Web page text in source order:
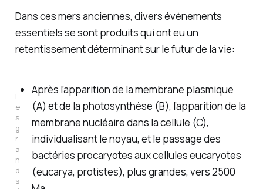
Dans ces mers anciennes, divers évènements
essentiels se sont produits qui ont eu un
retentissement déterminant sur le futur de la vie:
L
e
s
g
r
a
n
d
s
Après l’apparition de la membrane plasmique
(A) et de la photosynthèse (B), l’apparition de la
membrane nucléaire dans la cellule (C),
individualisant le noyau, et le passage des
bactéries procaryotes aux cellules eucaryotes
(eucarya, protistes), plus grandes, vers 2500